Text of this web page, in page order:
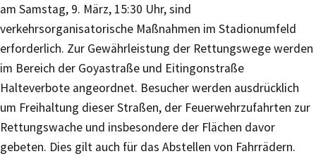
am Samstag, 9. März, 15:30 Uhr, sind
verkehrsorganisatorische Maßnahmen im Stadionumfeld
erforderlich. Zur Gewährleistung der Rettungswege werden
im Bereich der Goyastraße und Eitingonstraße
Halteverbote angeordnet. Besucher werden ausdrücklich
um Freihaltung dieser Straßen, der Feuerwehrzufahrten zur
Rettungswache und insbesondere der Flächen davor
gebeten. Dies gilt auch für das Abstellen von Fahrrädern.